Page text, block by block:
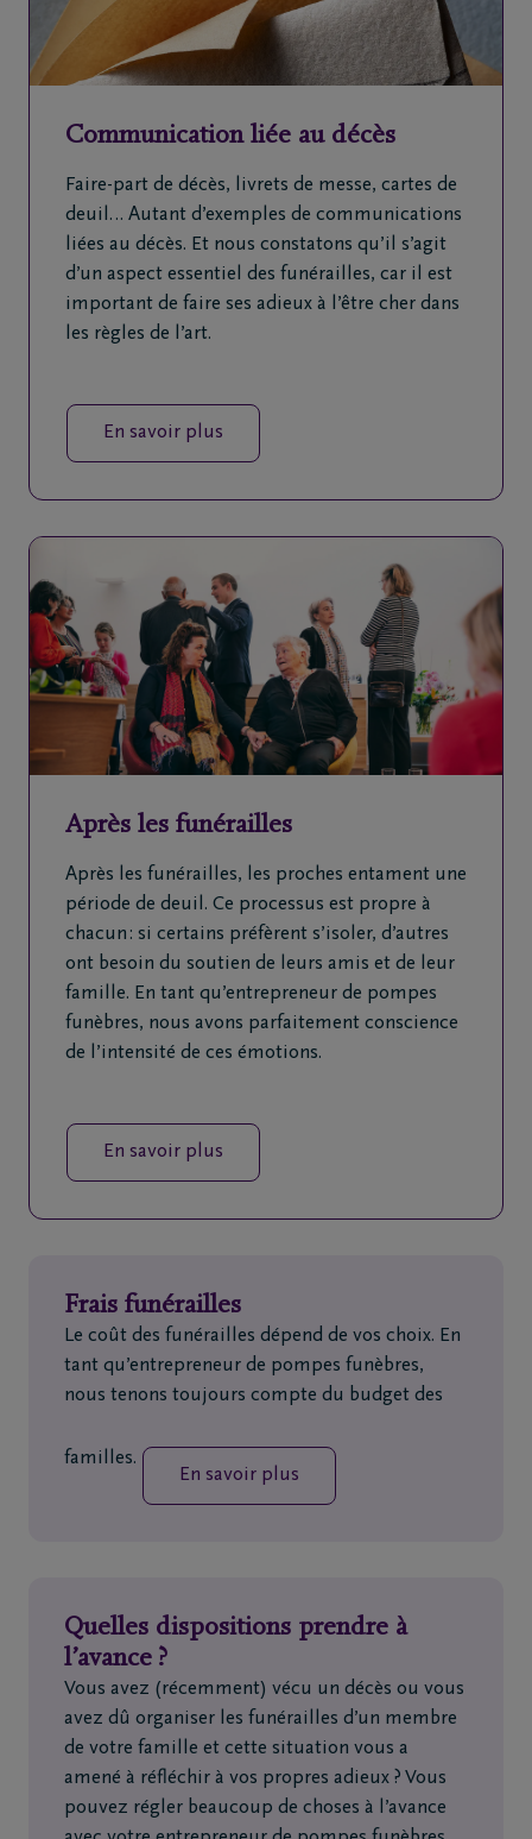
Communication liée au décès
Faire-part de décès, livrets de messe, cartes de
deuil… Autant d’exemples de communications
liées au décès. Et nous constatons qu’il s’agit
d’un aspect essentiel des funérailles, car il est
important de faire ses adieux à l’être cher dans
les règles de l’art.
En savoir plus
Après les funérailles
Après les funérailles, les proches entament une
période de deuil. Ce processus est propre à
chacun : si certains préfèrent s’isoler, d’autres
ont besoin du soutien de leurs amis et de leur
famille. En tant qu’entrepreneur de pompes
funèbres, nous avons parfaitement conscience
de l’intensité de ces émotions.
En savoir plus
Frais funérailles
Le coût des funérailles dépend de vos choix. En
tant qu’entrepreneur de pompes funèbres,
nous tenons toujours compte du budget des
familles.
En savoir plus
Quelles dispositions prendre à
l’avance ?
Vous avez (récemment) vécu un décès ou vous
avez dû organiser les funérailles d’un membre
de votre famille et cette situation vous a
amené à réfléchir à vos propres adieux ? Vous
pouvez régler beaucoup de choses à l’avance